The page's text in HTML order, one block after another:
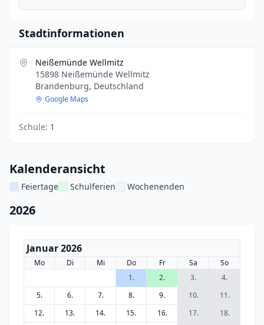
Stadtinformationen
Neißemünde Wellmitz
15898 Neißemünde Wellmitz
Brandenburg, Deutschland
Google Maps
Schule: 1
Kalenderansicht
Feiertage Schulferien Wochenenden
2026
Januar 2026
Mo Di Mi Do Fr Sa
So
1.
2. 3.
4.
5.
6. 7. 8. 9. 10.
11.
12.
13. 14. 15. 16. 17.
18.